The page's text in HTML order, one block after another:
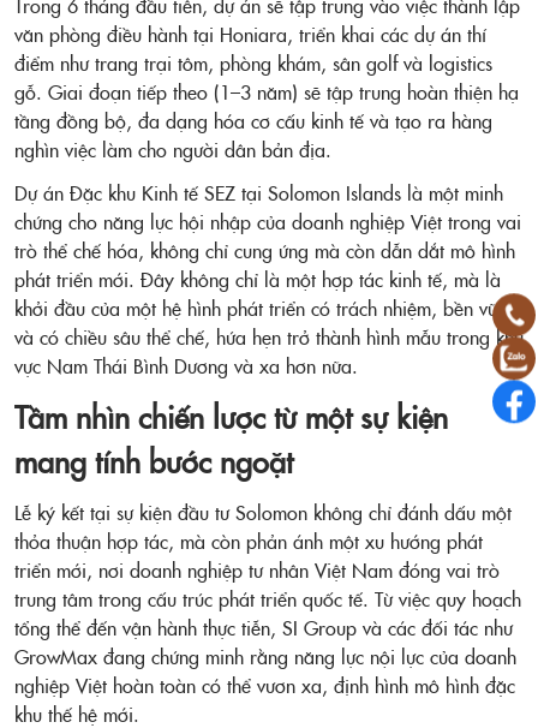
văn phòng điều hành tại Honiara, triển khai các dự án thí
điểm như trang trại tôm, phòng khám, sân golf và logistics
gỗ. Giai đoạn tiếp theo (1–3 năm) sẽ tập trung hoàn thiện hạ
tầng đồng bộ, đa dạng hóa cơ cấu kinh tế và tạo ra hàng
nghìn việc làm cho người dân bản địa.
Dự án Đặc khu Kinh tế SEZ tại Solomon Islands là một minh
chứng cho năng lực hội nhập của doanh nghiệp Việt trong vai
trò thể chế hóa, không chỉ cung ứng mà còn dẫn dắt mô hình
phát triển mới. Đây không chỉ là một hợp tác kinh tế, mà là
khởi đầu của một hệ hình phát triển có trách nhiệm, bền vững
và có chiều sâu thể chế, hứa hẹn trở thành hình mẫu trong khu
vực Nam Thái Bình Dương và xa hơn nữa.
Tầm nhìn chiến lược từ một sự kiện
mang tính bước ngoặt
Lễ ký kết tại sự kiện đầu tư Solomon không chỉ đánh dấu một
thỏa thuận hợp tác, mà còn phản ánh một xu hướng phát
triển mới, nơi doanh nghiệp tư nhân Việt Nam đóng vai trò
trung tâm trong cấu trúc phát triển quốc tế. Từ việc quy hoạch
tổng thể đến vận hành thực tiễn, SI Group và các đối tác như
GrowMax đang chứng minh rằng năng lực nội lực của doanh
nghiệp Việt hoàn toàn có thể vươn xa, định hình mô hình đặc
khu thế hệ mới.